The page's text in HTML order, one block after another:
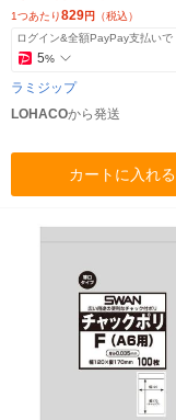
1つあたり829円 （税込）
ログイン&全額PayPay支払いで
5%
ラミジップ
LOHACOから発送
カートに入れる